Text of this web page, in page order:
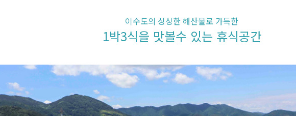
이수도의 싱싱한 해산물로 가득한
1박3식을 맛볼수 있는 휴식공간